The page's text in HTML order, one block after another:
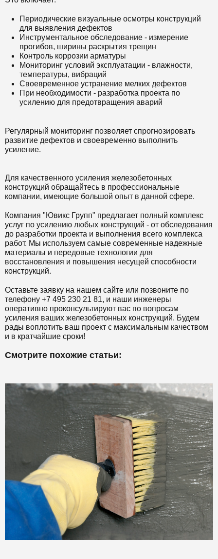
Периодические визуальные осмотры конструкций
для выявления дефектов
Инструментальное обследование - измерение
прогибов, ширины раскрытия трещин
Контроль коррозии арматуры
Мониторинг условий эксплуатации - влажности,
температуры, вибраций
Своевременное устранение мелких дефектов
При необходимости - разработка проекта по
усилению для предотвращения аварий
Регулярный мониторинг позволяет спрогнозировать
развитие дефектов и своевременно выполнить
усиление.
Для качественного усиления железобетонных
конструкций обращайтесь в профессиональные
компании, имеющие большой опыт в данной сфере.
Компания "Ювикс Групп" предлагает полный комплекс
услуг по усилению любых конструкций - от обследования
до разработки проекта и выполнения всего комплекса
работ. Мы используем самые современные надежные
материалы и передовые технологии для
восстановления и повышения несущей способности
конструкций.
Оставьте заявку на нашем сайте или позвоните по
телефону +7 495 230 21 81, и наши инженеры
оперативно проконсультируют вас по вопросам
усиления ваших железобетонных конструкций. Будем
рады воплотить ваш проект с максимальным качеством
и в кратчайшие сроки!
Смотрите похожие статьи: